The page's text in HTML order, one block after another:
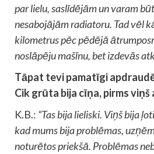
par lielu, saslīdējām un varam
nesabojājām radiatoru. Tad vēl
kilometrus pēc pēdējā
noslāpēju mašīnu, bet izdevās
Tāpat tevi pamatīgi
Cik grūta bija cīņa, pirms viņš
K.B.: “Tas bija lieliski. Viņš bija
kad mums bija problēmas,
noturētos priekšā. Problēmas